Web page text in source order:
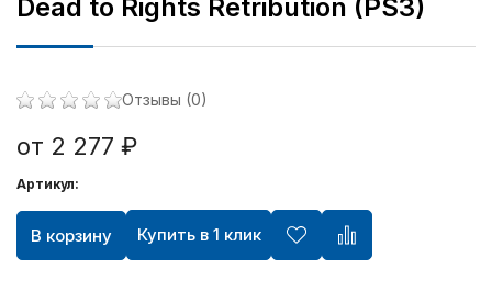
Dead to Rights Retribution (PS3)
Отзывы (0)
от 2 277 ₽
Артикул:
В корзину Купить в 1 клик